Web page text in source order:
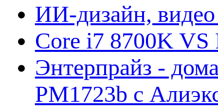
ИИ-дизайн,
Core i7 8700K VS
Энтерпрайз -
PM1723b с